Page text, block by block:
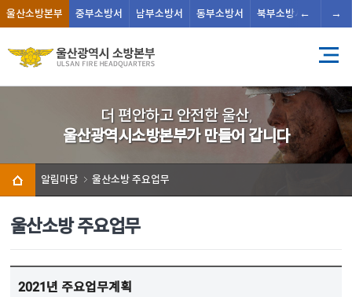
←
울산소방본부 중부소방서 남부소방서 동부소방서 북부소방서 남울주
→
더 편안하고 안전한 울산,
울산광역시소방본부가 만들어 갑니다
알림마당 울산소방 주요업무
울산소방 주요업무
2021년 주요업무계획